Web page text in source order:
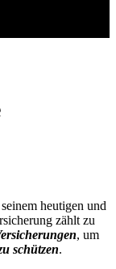
heutigen und
zählt zu
, um
schützen.